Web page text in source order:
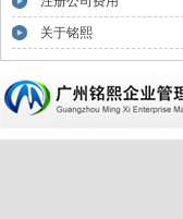
关于铭熙